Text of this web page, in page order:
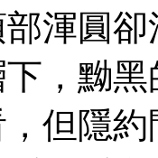
渾圓
，黝
但隱